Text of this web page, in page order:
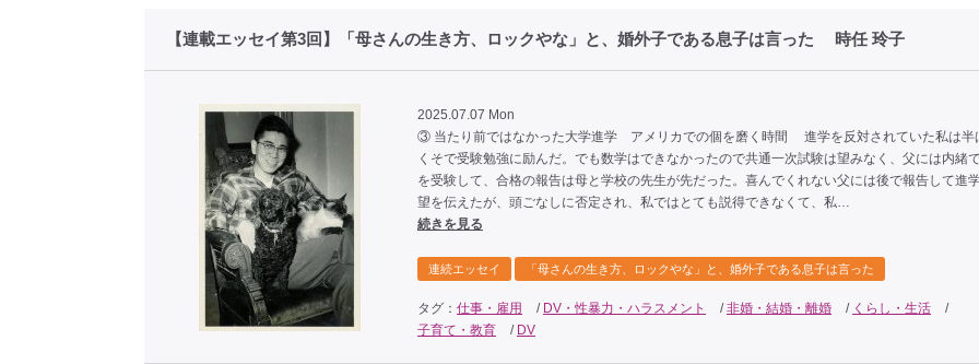
【連載エッセイ第3回】「母さんの生き方、ロックやな」と、婚外子である息子は言った 時任 玲子
2025.07.07 Mon
③ 当たり前ではなかった大学進学 アメリカでの個を磨く時間 進学を反対されていた私は半
くそで受験勉強に励んだ。でも数学はできなかったので共通一次試験は望みなく、父には内緒
を受験して、合格の報告は母と学校の先生が先だった。喜んでくれない父には後で報告して進
望を伝えたが、頭ごなしに否定され、私ではとても説得できなくて、私…
続きを見る
連続エッセイ 「母さんの生き方、ロックやな」と、婚外子である息子は言った
タグ： 仕事・雇用 / DV・性暴力・ハラスメント /非婚・結婚・離婚 / くらし・生活
/
子育て・教育
/ DV